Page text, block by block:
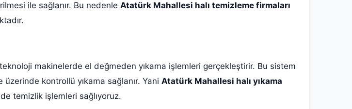
ile sağlanır. Bu nedenle Atatürk Mahallesi halı temizleme firmaları
makinelerde el değmeden yıkama işlemleri gerçekleştirir. Bu sistem
kontrollü yıkama sağlanır. Yani Atatürk Mahallesi halı yıkama
temizlik işlemleri sağlıyoruz.